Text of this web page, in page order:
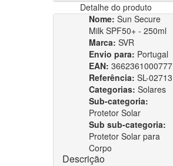
Detalhe do produto
Nome: Sun Secure
Milk SPF50+ - 250ml
Marca: SVR
Envio para: Portugal
EAN: 3662361000777
Referência: SL-02713
Categorias: Solares
Sub-categoria:
Protetor Solar
Sub sub-categoria:
Protetor Solar para
Corpo
Descrição